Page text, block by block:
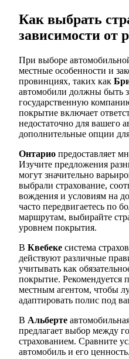
Как выбрать
зависимости от
При выборе
местные особенности и
провинциях, таких как
автомобили должны быть
государственную
покрытие включает
недостаточно для вашего
дополнительные опции
Онтарио предоставляет
Изучите предложения
могут значительно
выбрали страхование,
вождения и условиям на
часто передвигаетесь по
маршрутам, выбирайте
уровнем покрытия.
В Квебеке система
действуют различные
учитывать как
покрытие. Рекомендуется
местным агентом, чтобы
адаптировать полис под
В Альберте
предлагает выбор между
страхованием. Сравните
автомобиль и его